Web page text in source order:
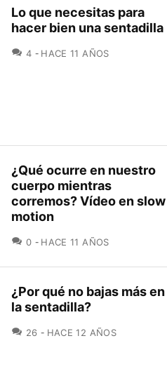
Lo que necesitas para
hacer bien una sentadilla
4 COMENTARIOS
HACE 11 AÑOS
¿Qué ocurre en nuestro
cuerpo mientras
corremos? Vídeo en slow
motion
0 COMENTARIOS
HACE 11 AÑOS
¿Por qué no bajas más en
la sentadilla?
26 COMENTARIOS
HACE 12 AÑOS